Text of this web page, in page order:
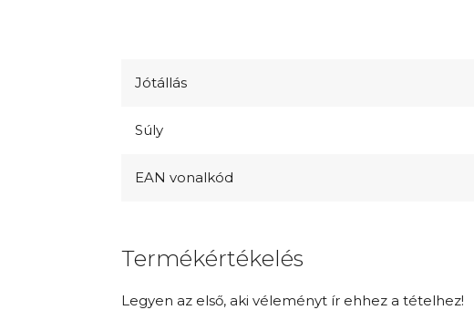
Jótállás
Súly
EAN vonalkód
Termékértékelés
Legyen az első, aki véleményt ír ehhez a tételhez!